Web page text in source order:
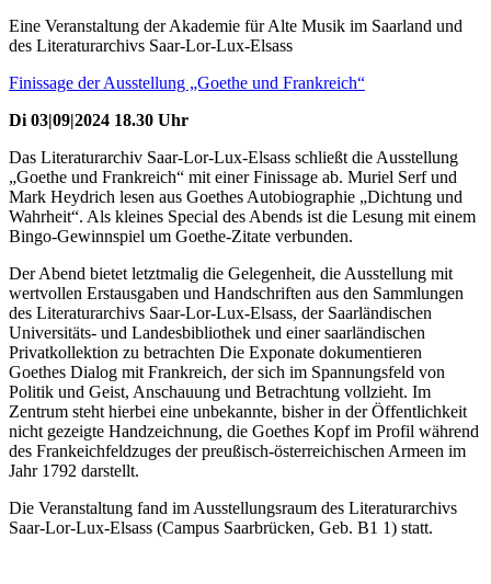
Eine Veranstaltung der Akademie für Alte Musik im Saarland und
des Literaturarchivs Saar-Lor-Lux-Elsass
Finissage der Ausstellung „Goethe und Frankreich“
Di 03|09|2024 18.30 Uhr
Das Literaturarchiv Saar-Lor-Lux-Elsass schließt die Ausstellung
„Goethe und Frankreich“ mit einer Finissage ab. Muriel Serf und
Mark Heydrich lesen aus Goethes Autobiographie „Dichtung und
Wahrheit“. Als kleines Special des Abends ist die Lesung mit einem
Bingo-Gewinnspiel um Goethe-Zitate verbunden.
Der Abend bietet letztmalig die Gelegenheit, die Ausstellung mit
wertvollen Erstausgaben und Handschriften aus den Sammlungen
des Literaturarchivs Saar-Lor-Lux-Elsass, der Saarländischen
Universitäts- und Landesbibliothek und einer saarländischen
Privatkollektion zu betrachten Die Exponate dokumentieren
Goethes Dialog mit Frankreich, der sich im Spannungsfeld von
Politik und Geist, Anschauung und Betrachtung vollzieht. Im
Zentrum steht hierbei eine unbekannte, bisher in der Öffentlichkeit
nicht gezeigte Handzeichnung, die Goethes Kopf im Profil während
des Frankeichfeldzuges der preußisch-österreichischen Armeen im
Jahr 1792 darstellt.
Die Veranstaltung fand im Ausstellungsraum des Literaturarchivs
Saar-Lor-Lux-Elsass (Campus Saarbrücken, Geb. B1 1) statt.